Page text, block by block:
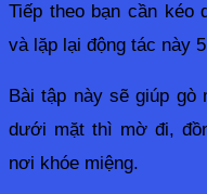
Tiếp theo bạn cần kéo
và lặp lại động tác này
Bài tập này sẽ giúp gò
dưới mặt thì mờ đi,
nơi khóe miệng.